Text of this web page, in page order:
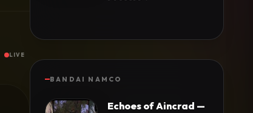
LIVE
BANDAI NAMCO
Echoes of Aincrad —